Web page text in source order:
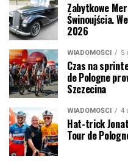
Zabytkowe
Świnoujścia.
2026
WIADOMOŚCI 5
Czas na
de Pologne
Szczecina
WIADOMOŚCI 4
Hat-trick
Tour de